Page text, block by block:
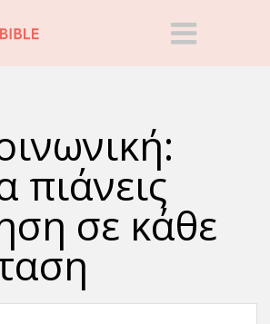
πιάνεις
σε κάθε